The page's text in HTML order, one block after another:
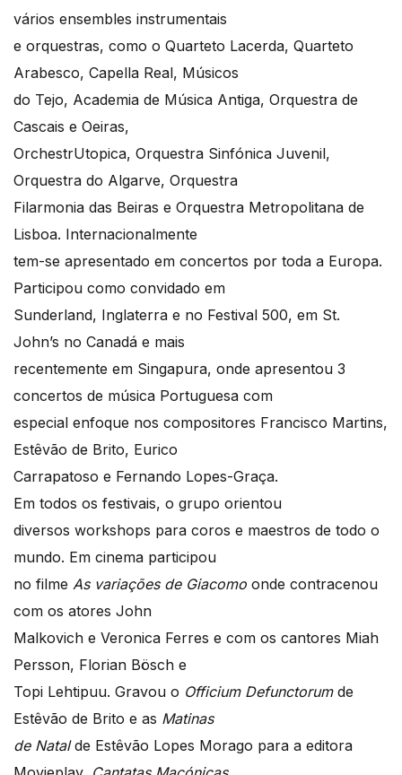
vários ensembles instrumentais
e orquestras, como o Quarteto Lacerda, Quarteto
Arabesco, Capella Real, Músicos
do Tejo, Academia de Música Antiga, Orquestra de
Cascais e Oeiras,
OrchestrUtopica, Orquestra Sinfónica Juvenil,
Orquestra do Algarve, Orquestra
Filarmonia das Beiras e Orquestra Metropolitana de
Lisboa. Internacionalmente
tem-se apresentado em concertos por toda a Europa.
Participou como convidado em
Sunderland, Inglaterra e no Festival 500, em St.
John’s no Canadá e mais
recentemente em Singapura, onde apresentou 3
concertos de música Portuguesa com
especial enfoque nos compositores Francisco Martins,
Estêvão de Brito, Eurico
Carrapatoso e Fernando Lopes-Graça.
Em todos os festivais, o grupo orientou
diversos workshops para coros e maestros de todo o
mundo. Em cinema participou
no filme As variações de Giacomo onde contracenou
com os atores John
Malkovich e Veronica Ferres e com os cantores Miah
Persson, Florian Bösch e
Topi Lehtipuu. Gravou o Officium Defunctorumde
Estêvão de Brito e as Matinas
de Natalde Estêvão Lopes Morago para a editora